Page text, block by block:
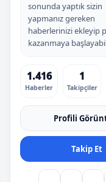
sonunda yaptık sizin
yapmanız gereken
haberlerinizi ekleyip
kazanmaya
1.416
Haberler
1
Takipçiler
Profili
Takip Et